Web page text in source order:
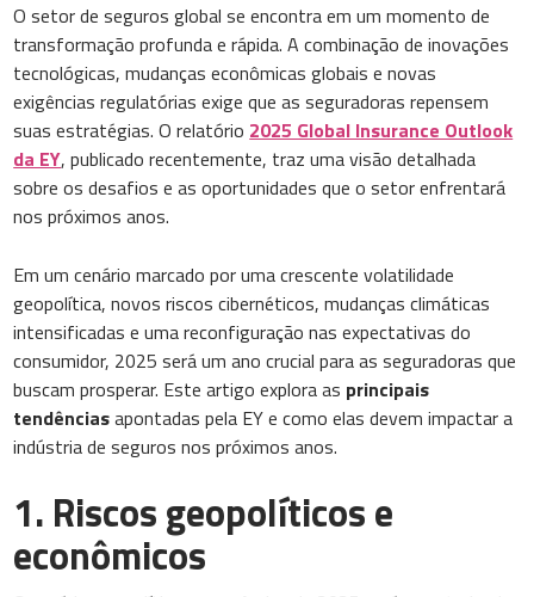
O setor de seguros global se encontra em um momento de
transformação profunda e rápida. A combinação de inovações
tecnológicas, mudanças econômicas globais e novas
exigências regulatórias exige que as seguradoras repensem
suas estratégias. O relatório 2025 Global Insurance Outlook
da EY, publicado recentemente, traz uma visão detalhada
sobre os desafios e as oportunidades que o setor enfrentará
nos próximos anos.
Em um cenário marcado por uma crescente volatilidade
geopolítica, novos riscos cibernéticos, mudanças climáticas
intensificadas e uma reconfiguração nas expectativas do
consumidor, 2025 será um ano crucial para as seguradoras que
buscam prosperar. Este artigo explora as principais
tendênciasapontadas pela EY e como elas devem impactar a
indústria de seguros nos próximos anos.
1. Riscos geopolíticos e
econômicos